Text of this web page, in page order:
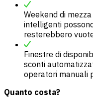
Weekend di
intelligenti
resterebbero
Finestre di
sconti
operatori manuali
Quanto costa?